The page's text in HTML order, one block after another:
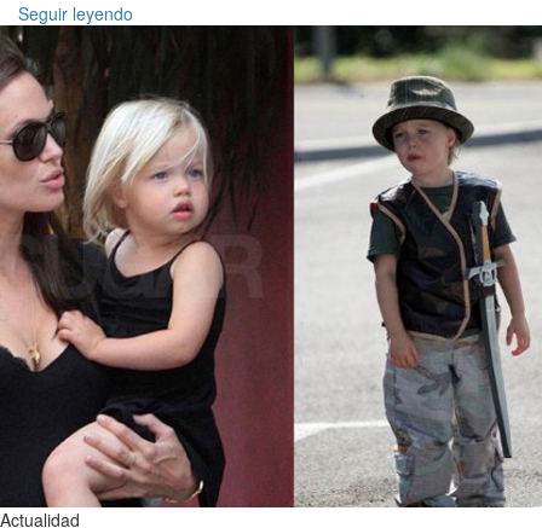
Seguir leyendo
Actualidad